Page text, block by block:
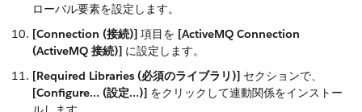
ローバル要素を設定します。
[Connection (接続)] ​ 項目を ​ [ActiveMQ Connection
(ActiveMQ 接続)] ​ に設定します。
[Required Libraries (必須のライブラリ)] ​ セクションで、​
[Configure…​ (設定…​)] ​ をクリックして連動関係をインストー